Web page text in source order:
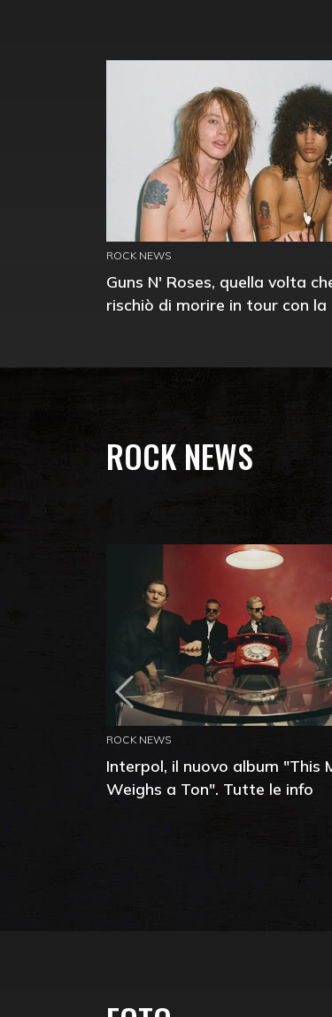
ROCK NEWS
Guns N' Roses, quella volta
rischiò di morire in tour con la
ROCK NEWS
ROCK NEWS
Interpol, il nuovo album "This
Weighs a Ton". Tutte le info